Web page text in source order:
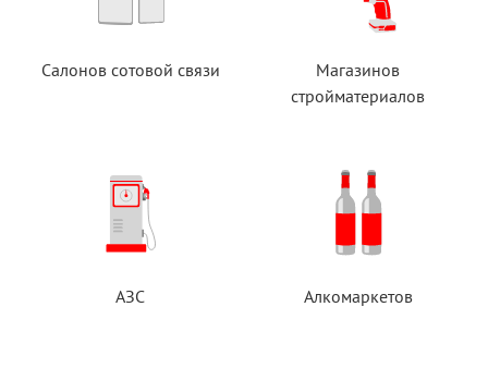
Салонов сотовой связи
Магазинов
стройматериалов
АЗС Алкомаркетов